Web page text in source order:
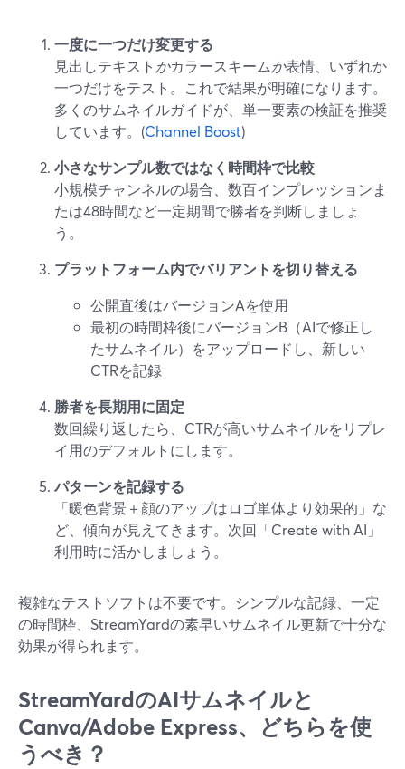
一度に一つだけ変更する
見出しテキスト かカラースキームか表情、いずれか
一つだけをテスト。これで結果が明確になります。
多くのサムネイルガイドが、単一要素の検証を推奨
しています。(Channel Boost)
小さなサンプル数ではなく時間枠で比較
小規模チャンネルの場合、数百インプレッションま
たは48時間など一定期間で勝者を判断しましょ
う。
プラットフォーム内でバリアントを切り替える
公開直後はバージョンAを使用
最初の時間枠後にバージョンB（AIで修正し
たサムネイル）をアップロードし、新しい
CTRを記録
勝者を長期用に固定
数回繰り返したら、CTRが高いサムネイルをリプレ
イ用のデフォルトにします。
パターンを記録する
「暖色背景＋顔のアップはロゴ単体より効果的」な
ど、傾向が見えてきます。次回「Create with AI」
利用時に活かしましょう。
複雑なテストソフトは不要です。シンプルな記録、一定
の時間枠、StreamYardの素早いサムネイル更新で十分な
効果が得られます。
StreamYardのAIサムネイルと
Canva/Adobe Express、どちらを使
うべき？